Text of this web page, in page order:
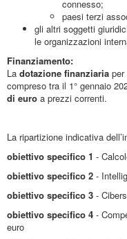
connesso;
paesi terzi
gli altri soggetti
le organizzazioni
Finanziamento:
La dotazione finanziaria per
compreso tra il 1° gennaio
di euro a prezzi correnti.
La ripartizione indicativa
obiettivo specifico 1 -
obiettivo specifico 2 -
obiettivo specifico 3 -
obiettivo specifico 4 -
euro